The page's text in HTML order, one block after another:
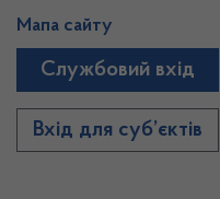
Мапа сайту
Службовий вхід
Вхід для суб’єктів